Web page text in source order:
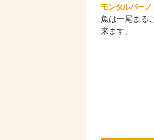
モンタルバー
魚は一尾まる
来ます。